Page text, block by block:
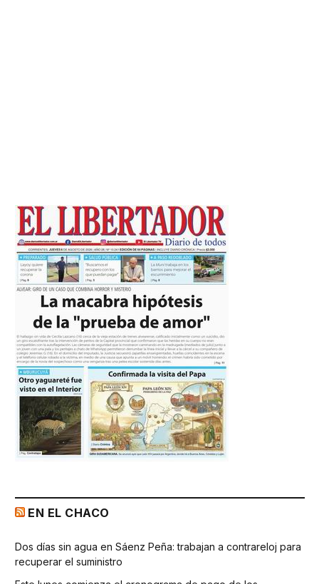
EN EL CHACO
Dos días sin agua en Sáenz Peña: trabajan a contrareloj para
recuperar el suministro